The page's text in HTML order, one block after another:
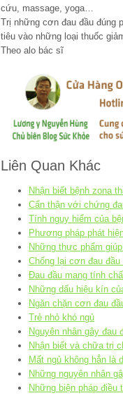
cứu, massage, yoga…
Trị những cơn đau đầu đúng
tiêu vào những loại thuốc
Theo alo bác sĩ
Liên Quan Khác
Nhận biết bệnh zona
Cẩn thận với chứng
Tính nguy hiểm của
Phương pháp phát
Những thực phẩm
Chống lại cơn đau
Đau đầu mang tính
Những dấu hiệu kín
Ngăn chặn cơn đau
Trẻ nhỏ khó ngủ
Nguyên nhân gây đau
Nhận biết và chữa trị
Mất ngủ không hẳn là
Những nguyên nhân
Những biện pháp điều